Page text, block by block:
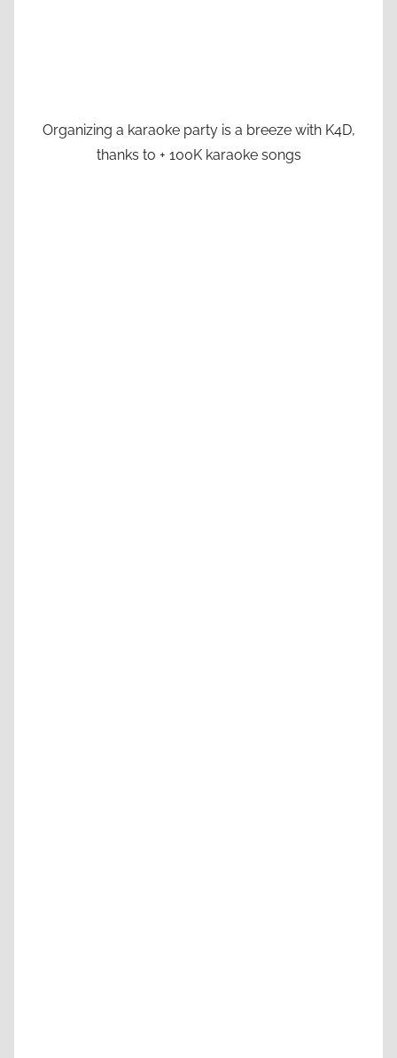
Organizing a karaoke party is a breeze with K4D,
thanks to + 100K karaoke songs